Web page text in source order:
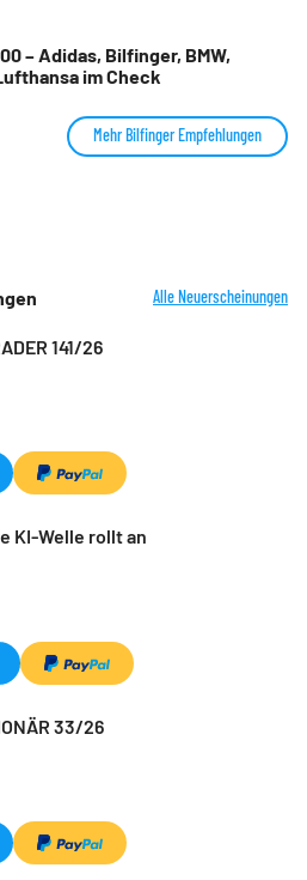
– Adidas, Bilfinger, BMW,
im Check
Mehr Bilfinger Empfehlungen
Alle Neuerscheinungen
141/26
KI-Welle rollt an
33/26